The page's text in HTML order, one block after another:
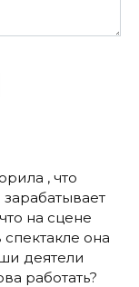
, что
на сцене
спектакле она
деятели
работать?